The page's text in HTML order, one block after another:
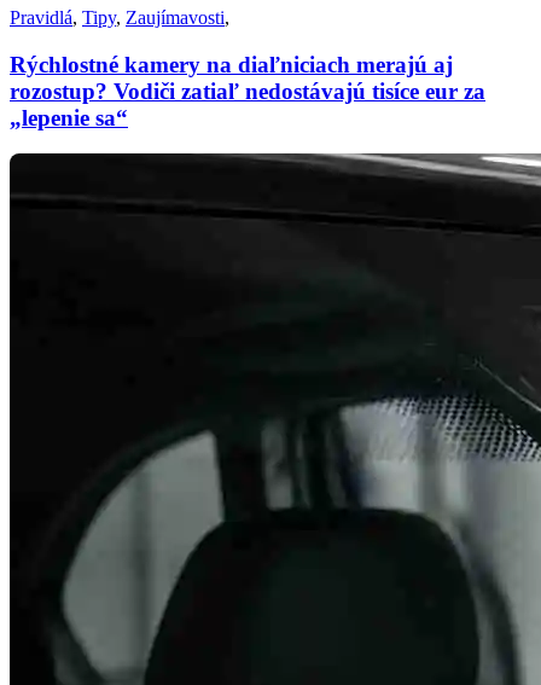
Pravidlá, Tipy, Zaujímavosti,
Rýchlostné kamery na diaľniciach merajú aj
rozostup? Vodiči zatiaľ nedostávajú tisíce eur za
„lepenie sa“